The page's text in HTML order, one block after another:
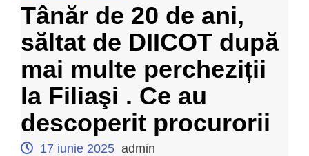
Tânăr de 20 de ani,
săltat de DIICOT după
mai multe percheziții
la Filiaşi . Ce au
descoperit procurorii
17 iunie 2025 admin